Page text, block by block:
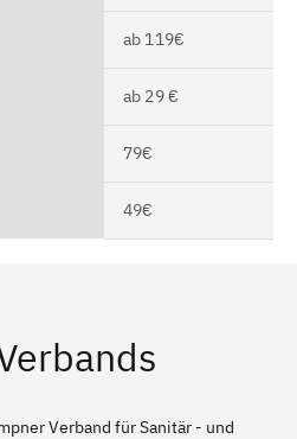
ab 119€
ab 29 €
79€
49€
Verband für Sanitär - und